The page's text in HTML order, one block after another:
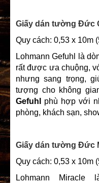
Giấy dán tường Đức
Quy cách: 0,53 x 10m
Lohmann Gefuhl là
rất được ưa chuộng,
nhưng sang trọng,
tượng cho không
Gefuhl
phù hợp với
phòng, khách sạn,
Giấy dán tường Đức
Quy cách: 0,53 x 10m
Lohmann